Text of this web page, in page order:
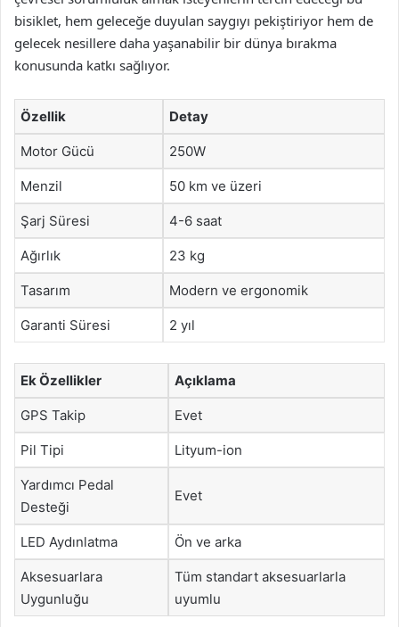
bisiklet, hem geleceğe duyulan saygıyı pekiştiriyor hem de
gelecek nesillere daha yaşanabilir bir dünya bırakma
konusunda katkı sağlıyor.
Özellik Detay
Motor Gücü 250W
Menzil 50 km ve üzeri
Şarj Süresi 4-6 saat
Ağırlık 23 kg
Tasarım Modern ve ergonomik
Garanti Süresi 2 yıl
Ek Özellikler Açıklama
GPS Takip Evet
Pil Tipi Lityum-ion
Yardımcı Pedal
Desteği
Evet
LED Aydınlatma Ön ve arka
Aksesuarlara
Uygunluğu
Tüm standart aksesuarlarla
uyumlu